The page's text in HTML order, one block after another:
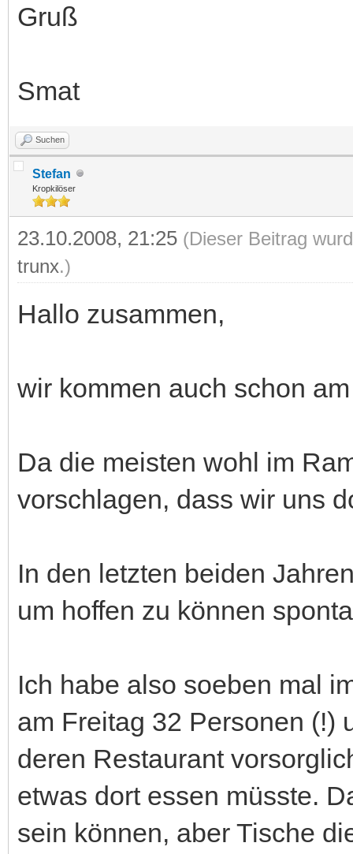
Gruß
Smat
Suchen
Stefan
Kropkilöser
23.10.2008, 21:25 (Dieser Beitrag
trunx.)
Hallo zusammen,
wir kommen auch schon
Da die meisten wohl im
vorschlagen, dass wir uns
In den letzten beiden
um hoffen zu können
Ich habe also soeben mal
am Freitag 32 Personen (!)
deren Restaurant
etwas dort essen müsste.
sein können, aber Tische